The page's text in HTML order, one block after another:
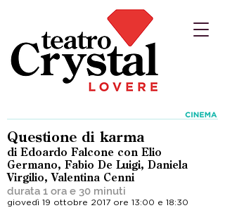
Questione di karma
di Edoardo Falcone con Elio
Germano, Fabio De Luigi, Daniela
Virgilio, Valentina Cenni
durata 1 ora e 30 minuti
giovedì 19 ottobre 2017 ore 13:00 e 18:30